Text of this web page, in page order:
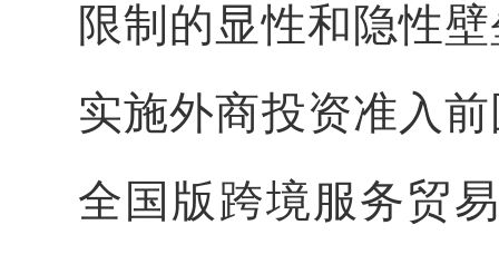
限制的显性和隐性
实施外商投资准入
全国版跨境服务贸